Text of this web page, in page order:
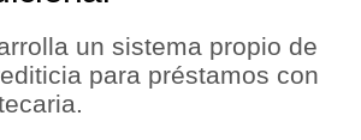
un sistema propio de
para préstamos con